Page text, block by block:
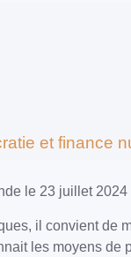
et finance
le 23 juillet
il convient de
les moyens de